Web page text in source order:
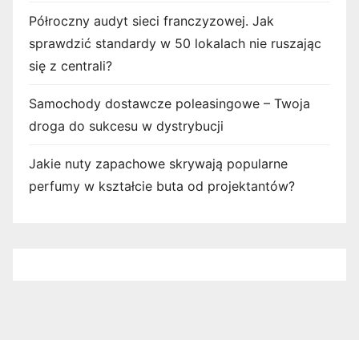
Półroczny audyt sieci franczyzowej. Jak
sprawdzić standardy w 50 lokalach nie ruszając
się z centrali?
Samochody dostawcze poleasingowe – Twoja
droga do sukcesu w dystrybucji
Jakie nuty zapachowe skrywają popularne
perfumy w kształcie buta od projektantów?